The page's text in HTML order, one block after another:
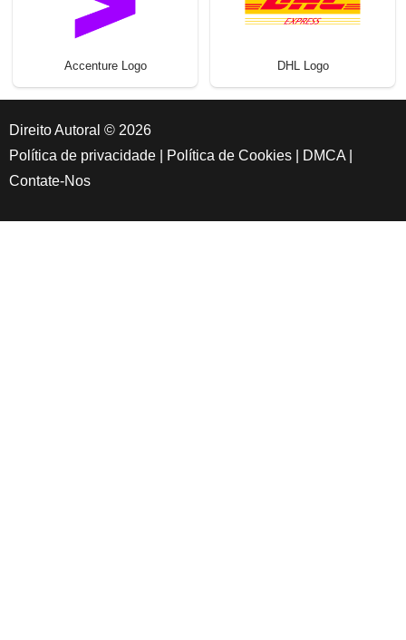
Accenture Logo DHL Logo
Direito Autoral © 2026
Política de privacidade
Política de Cookies DMCA|
Contate-Nos